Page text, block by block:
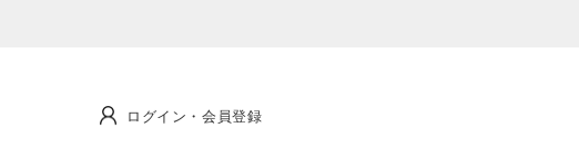
ログイン・会員登録